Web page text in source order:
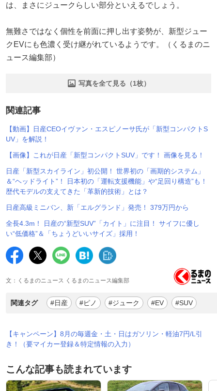
は、まさにジュークらしい部分といえるでしょう。
無難さではなく個性を前面に押し出す姿勢が、新型ジュー
クEVにも色濃く受け継がれているようです。（くるまのニ
ュース編集部）
写真を全て見る（1枚）
関連記事
【動画】日産CEOイヴァン・エスピノーサ氏が「新型コンパクトS
UV」を解説！
【画像】これが日産「新型コンパクトSUV」です！ 画像を見る！
日産「新型スカイライン」初公開！ 世界初の「画期的システム」
＆“ヘッドライト”！ 日本初の「運転支援機能」や“足回り構造”も！
歴代モデルの支えてきた「革新的技術」とは？
日産高級ミニバン、新「エルグランド」発売！ 379万円から
全長4.3m！ 日産の“新型SUV”「カイト」に注目！ サイフに優し
い“低価格”＆「ちょうどいいサイズ」採用！
文：くるまのニュース くるまのニュース編集部
関連タグ #日産 #ピノ #ジューク #EV #SUV
【キャンペーン】8月の毎週金・土・日はガソリン・軽油7円/L引
き！（要マイカー登録＆特定情報の入力）
こんな記事も読まれています